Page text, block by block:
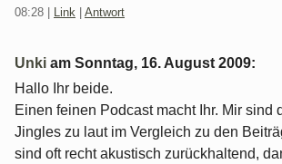
08:28 Link Antwort
Unki am Sonntag, 16. August 2009:
Hallo Ihr beide.
Einen feinen Podcast macht Ihr. Mir sind
Jingles zu laut im Vergleich zu den
sind oft recht akustisch zurückhaltend,